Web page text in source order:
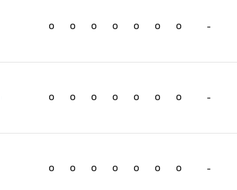
0 0 0 0 0 0 0 -
0 0 0 0 0 0 0 -
0 0 0 0 0 0 0 -